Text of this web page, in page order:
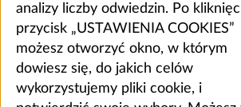
analizy liczby odwiedzin. Po
przycisk „USTAWIENIA COOKIES”
możesz otworzyć okno, w którym
dowiesz się, do jakich celów
wykorzystujemy pliki cookie, i